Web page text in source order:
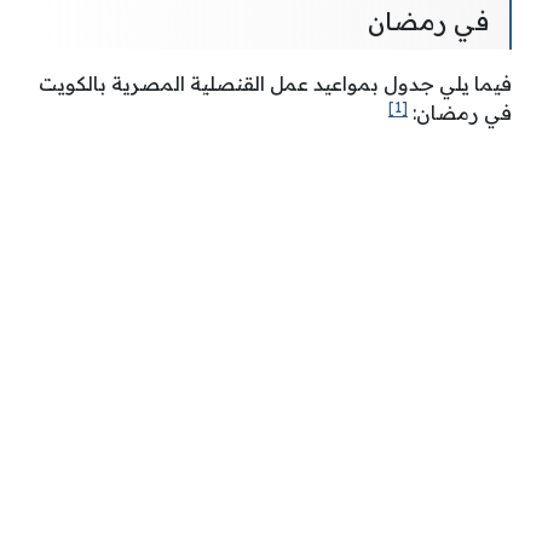
في رمضان
فيما يلي جدول بمواعيد عمل القنصلية المصرية بالكويت
في رمضان: [1]